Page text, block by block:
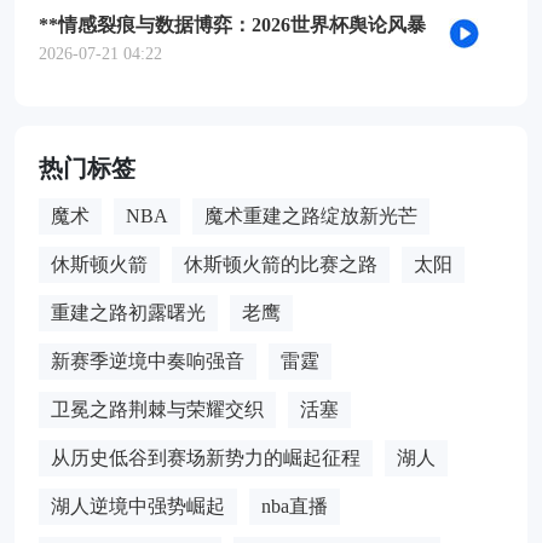
**情感裂痕与数据博弈：2026世界杯舆论风暴
的多维解构**
2026-07-21 04:22
热门标签
魔术 NBA 魔术重建之路绽放新光芒
休斯顿火箭 休斯顿火箭的比赛之路 太阳
重建之路初露曙光 老鹰
新赛季逆境中奏响强音 雷霆
卫冕之路荆棘与荣耀交织 活塞
从历史低谷到赛场新势力的崛起征程 湖人
湖人逆境中强势崛起 nba直播